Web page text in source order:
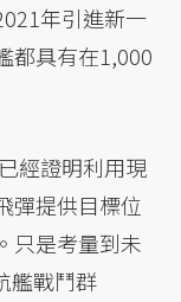
年引進新一
都具有在1,000
經證明利用現
彈提供目標位
只是考量到未
艦戰鬥群